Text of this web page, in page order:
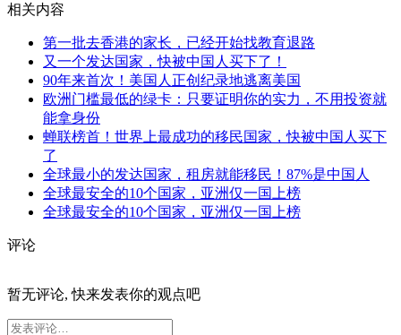
相关内容
第一批去香港的家长，已经开始找教育退路
又一个发达国家，快被中国人买下了！
90年来首次！美国人正创纪录地逃离美国
欧洲门槛最低的绿卡：只要证明你的实力，不用投资就
能拿身份
蝉联榜首！世界上最成功的移民国家，快被中国人买下
了
全球最小的发达国家，租房就能移民！87%是中国人
全球最安全的10个国家，亚洲仅一国上榜
全球最安全的10个国家，亚洲仅一国上榜
评论
暂无评论, 快来发表你的观点吧